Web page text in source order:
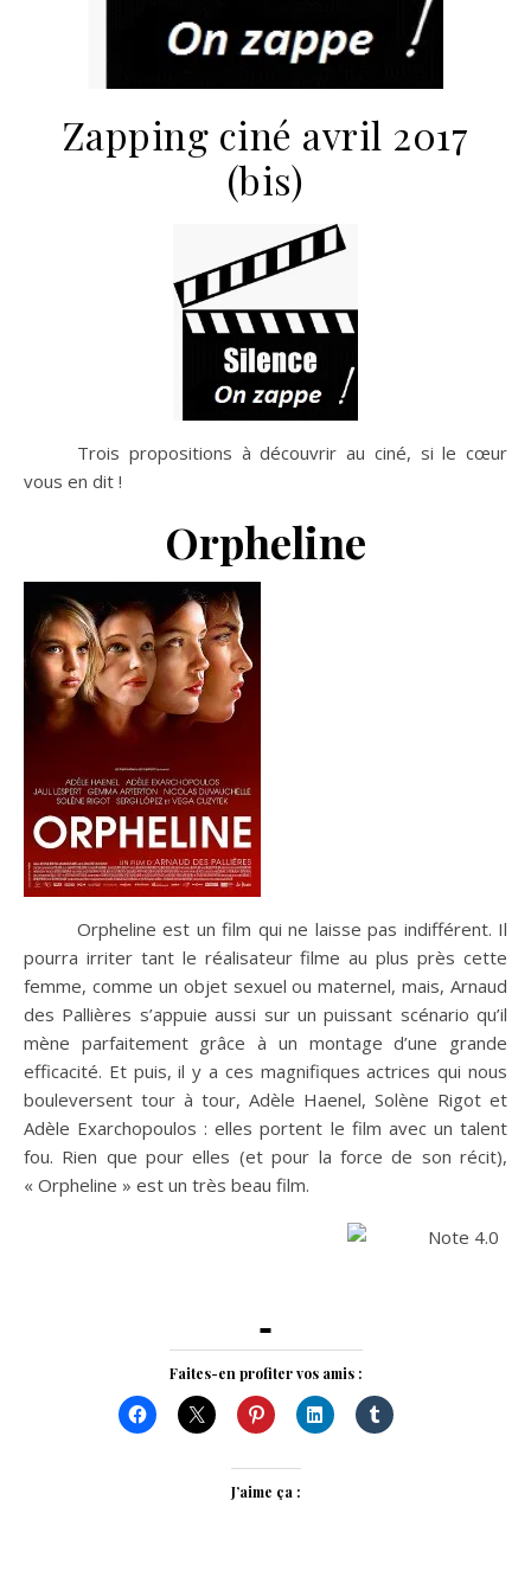
Zapping ciné avril 2017
(bis)
Trois propositions à découvrir au ciné, si le cœur
vous en dit !
Orpheline
Orpheline est un film qui ne laisse pas indifférent. Il
pourra irriter tant le réalisateur filme au plus près cette
femme, comme un objet sexuel ou maternel, mais, Arnaud
des Pallières s’appuie aussi sur un puissant scénario qu’il
mène parfaitement grâce à un montage d’une grande
efficacité. Et puis, il y a ces magnifiques actrices qui nous
bouleversent tour à tour, Adèle Haenel, Solène Rigot et
Adèle Exarchopoulos : elles portent le film avec un talent
fou. Rien que pour elles (et pour la force de son récit),
« Orpheline » est un très beau film.
Faites-en profiter vos amis :
J’aime ça :